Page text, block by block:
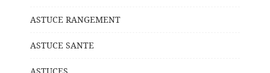
ASTUCE RANGEMENT
ASTUCE SANTE
ASTUCES